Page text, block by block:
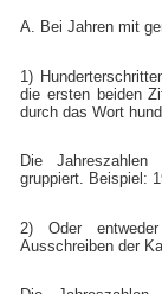
A. Bei Jahren mit
1)
die ersten beiden
durch das Wort
Die
gruppiert. Beispiel:
2) Oder
Ausschreiben der